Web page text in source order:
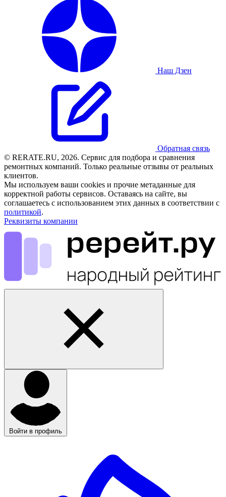
Наш Дзен
Обратная связь
© RERATE.RU, 2026. Сервис для подбора и сравнения
ремонтных компаний. Только реальные отзывы от реальных
клиентов.
Мы используем ваши cookies и прочие метаданные для
корректной работы сервисов. Оставаясь на сайте, вы
соглашаетесь с использованием этих данных в соответствии с
политикой.
Реквизиты компании
Войти в профиль